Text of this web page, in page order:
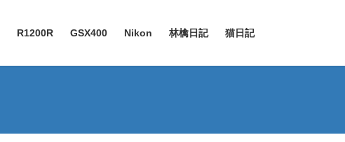
R1200R GSX400 Nikon 林檎日記 猫日記